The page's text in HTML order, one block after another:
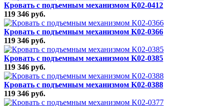
Кровать с подъемным механизмом K02-0412
119 346 руб.
Кровать с подъемным механизмом K02-0366
119 346 руб.
Кровать с подъемным механизмом K02-0385
119 346 руб.
Кровать с подъемным механизмом K02-0388
119 346 руб.